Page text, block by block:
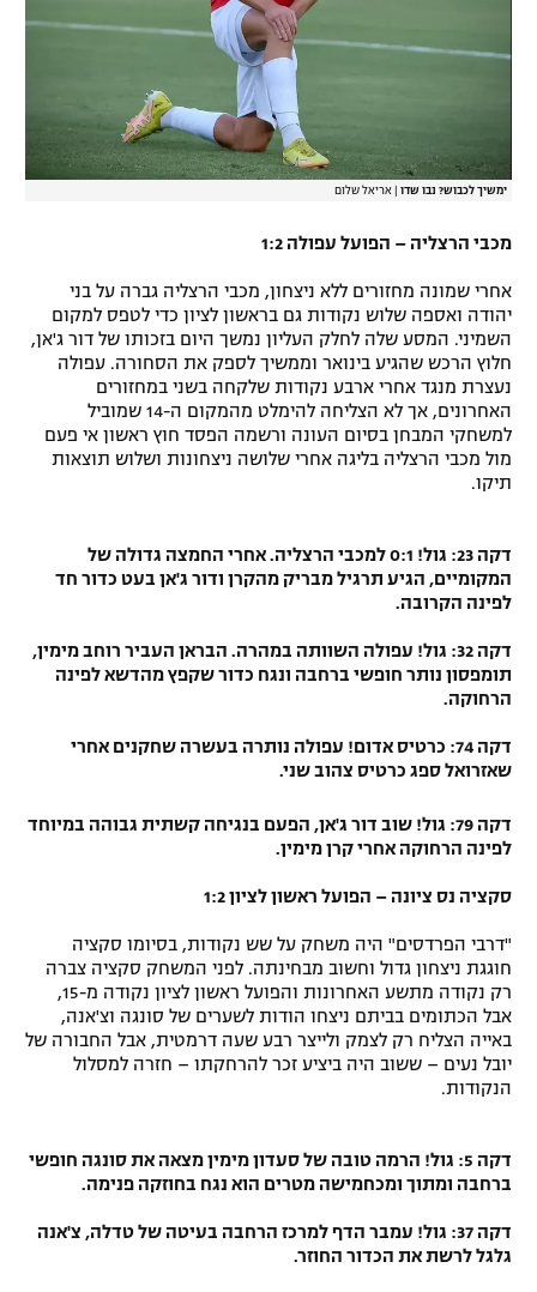
ימשיך לכבוש? נבו שדו אריאל שלום
מכבי הרצליה – הפועל עפולה 1:2
אחרי שמונה מחזורים ללא ניצחון, מכבי הרצליה גברה על בני
יהודה ואספה שלוש נקודות גם בראשון לציון כדי לטפס למקום
השמיני. המסע שלה לחלק העליון נמשך היום בזכותו של דור ג'אן,
חלוץ הרכש שהגיע בינואר וממשיך לספק את הסחורה. עפולה
נעצרת מנגד אחרי ארבע נקודות שלקחה בשני במחזורים
האחרונים, אך לא הצליחה להימלט מהמקום ה-14 שמוביל
למשחקי המבחן בסיום העונה ורשמה הפסד חוץ ראשון אי פעם
מול מכבי הרצליה בליגה אחרי שלושה ניצחונות ושלוש תוצאות
תיקו.
דקה 23: גול! 0:1 למכבי הרצליה. אחרי החמצה גדולה של
המקומיים, הגיע תרגיל מבריק מהקרן ודור ג'אן בעט כדור חד
לפינה הקרובה.
דקה 32: גול! עפולה השוותה במהרה. הבראן העביר רוחב מימין,
תומפסון נותר חופשי ברחבה ונגח כדור שקפץ מהדשא לפינה
הרחוקה.
דקה 74: כרטיס אדום! עפולה נותרה בעשרה שחקנים אחרי
שאזרואל ספג כרטיס צהוב שני.
דקה 79: גול! שוב דור ג'אן, הפעם בנגיחה קשתית גבוהה במיוחד
לפינה הרחוקה אחרי קרן מימין.
סקציה נס ציונה – הפועל ראשון לציון 1:2
"דרבי הפרדסים" היה משחק על שש נקודות, בסיומו סקציה
חוגגת ניצחון גדול וחשוב מבחינתה. לפני המשחק סקציה צברה
רק נקודה מתשע האחרונות והפועל ראשון לציון נקודה מ-15,
אבל הכתומים בביתם ניצחו הודות לשערים של סונגה וצ'אנה,
באייה הצליח רק לצמק ולייצר רבע שעה דרמטית, אבל החבורה של
יובל נעים – ששוב היה ביציע זכר להרחקתו – חזרה למסלול
הנקודות.
דקה 5: גול! הרמה טובה של סעדון מימין מצאה את סונגה חופשי
ברחבה ומתוך ומכחמישה מטרים הוא נגח בחוזקה פנימה.
דקה 37: גול! עמבר הדף למרכז הרחבה בעיטה של טדלה, צ'אנה
גלגל לרשת את הכדור החוזר.